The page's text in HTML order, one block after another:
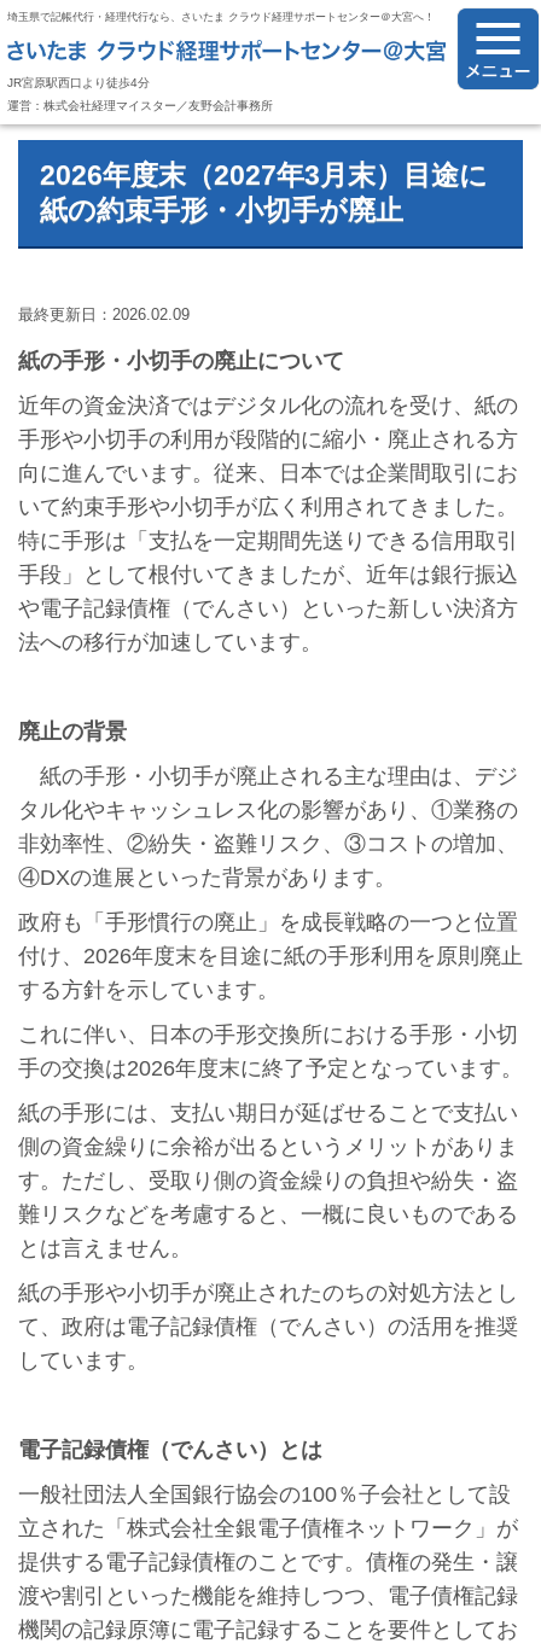
埼玉県で記帳代行・経理代行なら、さいたま クラウド経理サポートセンター＠大宮へ！
JR宮原駅西口より徒歩4分
運営：株式会社経理マイスター／友野会計事務所
2026年度末（2027年3月末）目途に
紙の約束手形・小切手が廃止
最終更新日：2026.02.09
紙の手形・小切手の廃止について
近年の資金決済ではデジタル化の流れを受け、紙の
手形や小切手の利用が段階的に縮小・廃止される方
向に進んでいます。従来、日本では企業間取引にお
いて約束手形や小切手が広く利用されてきました。
特に手形は「支払を一定期間先送りできる信用取引
手段」として根付いてきましたが、近年は銀行振込
や電子記録債権（でんさい）といった新しい決済方
法への移行が加速しています。
廃止の背景
紙の手形・小切手が廃止される主な理由は、デジ
タル化やキャッシュレス化の影響があり、①業務の
非効率性、②紛失・盗難リスク、③コストの増加、
④DXの進展といった背景があります。
政府も「手形慣行の廃止」を成長戦略の一つと位置
付け、2026年度末を目途に紙の手形利用を原則廃止
する方針を示しています。
これに伴い、日本の手形交換所における手形・小切
手の交換は2026年度末に終了予定となっています。
紙の手形には、支払い期日が延ばせることで支払い
側の資金繰りに余裕が出るというメリットがありま
す。ただし、受取り側の資金繰りの負担や紛失・盗
難リスクなどを考慮すると、一概に良いものである
とは言えません。
紙の手形や小切手が廃止されたのちの対処方法とし
て、政府は電子記録債権（でんさい）の活用を推奨
しています。
電子記録債権（でんさい）とは
一般社団法人全国銀行協会の100％子会社として設
立された「株式会社全銀電子債権ネットワーク」が
提供する電子記録債権のことです。債権の発生・譲
渡や割引といった機能を維持しつつ、電子債権記録
機関の記録原簿に電子記録することを要件としてお